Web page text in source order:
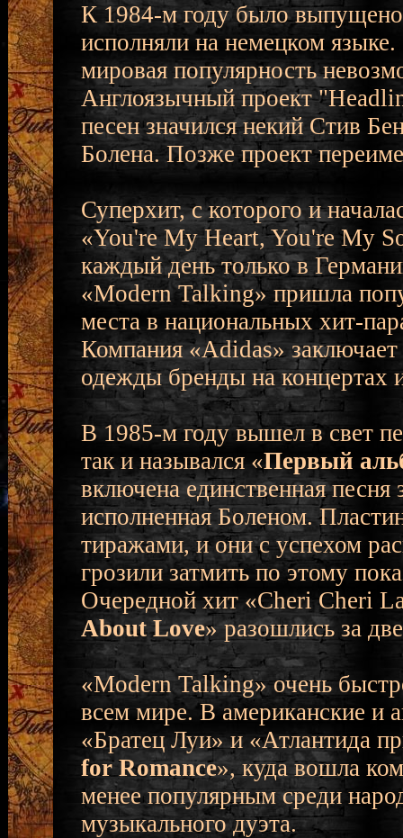
К 1984-м году было выпущено
исполняли на немецком
мировая популярность
Англоязычный проект
песен значился некий Стив
Болена. Позже проект
Суперхит, с которого и
«You're My Heart, You're My
каждый день только в
«Modern Talking» пришла
места в национальных хит-
Компания «Adidas»
одежды бренды на концертах
В 1985-м году вышел в свет
так и назывался «Первый
включена единственная
исполненная Боленом.
тиражами, и они с успехом
грозили затмить по этому
Очередной хит «Cheri Cheri
About Love» разошлись за
«Modern Talking» очень
всем мире. В американские и
«Братец Луи» и «Атлантида
for Romance», куда вошла
менее популярным среди
музыкального дуэта.